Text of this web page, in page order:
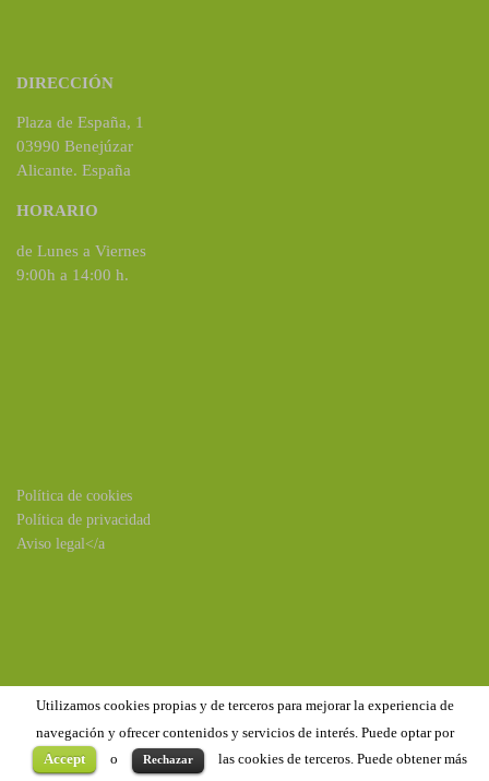
Utilizamos cookies propias y de terceros para mejorar la experiencia de
navegación y ofrecer contenidos y servicios de interés. Puede optar por
Accept
o Rechazar
las cookies de terceros. Puede obtener más
DIRECCIÓN
Plaza de España, 1
03990 Benejúzar
Alicante. España
HORARIO
de Lunes a Viernes
9:00h a 14:00 h.
Política de cookies
Política de privacidad
Aviso legal</a
Copyright ©2020Benejúzar